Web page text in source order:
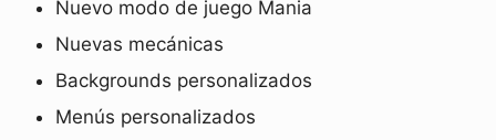
Nuevo modo de juego Mania
Nuevas mecánicas
Backgrounds personalizados
Menús personalizados